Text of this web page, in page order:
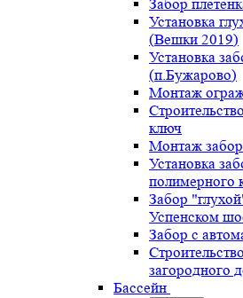
Забор
Установка
(Вешки 2019)
Установка
(п.Бужарово)
Монтаж
ключ
Монтаж
Установка
полимерного
Забор
Успенском
Забор с
загородного
Бассейн